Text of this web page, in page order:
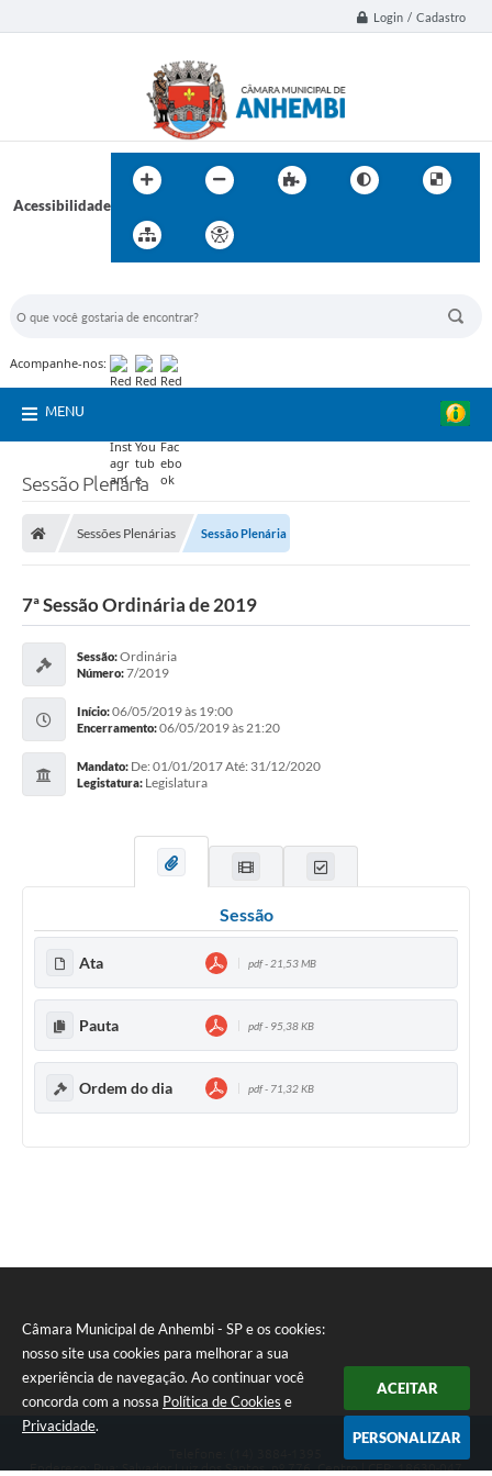
Câmara Municipal de Anhembi - SP e os cookies:
nosso site usa cookies para melhorar a sua
experiência de navegação. Ao continuar você
concorda com a nossa Política de Cookies e
Privacidade.
ACEITAR
PERSONALIZAR
Login / Cadastro
Acessibilidade
Acompanhe-nos:
MENU
Sessão Plenária
Sessões Plenárias Sessão Plenária
7ª Sessão Ordinária de 2019
Sessão:Ordinária
Número:7/2019
Início:06/05/2019 às 19:00
Encerramento:06/05/2019 às 21:20
Mandato: De: 01/01/2017 Até: 31/12/2020
Legistatura: Legislatura
Sessão
Ata pdf - 21,53 MB
Pauta pdf - 95,38 KB
Ordem do dia pdf - 71,32 KB
Endereço: Rua: Salvador Luiz dos Santos, nº 776, Centro | CEP: 18630-047